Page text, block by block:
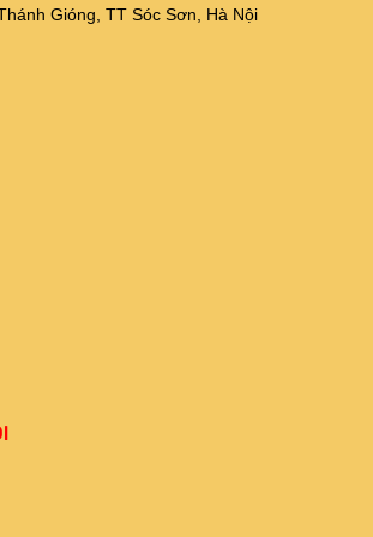
Gióng, TT Sóc Sơn, Hà Nội